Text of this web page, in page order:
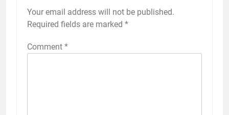
Your email address will not be published.
Required fields are marked *
Comment *